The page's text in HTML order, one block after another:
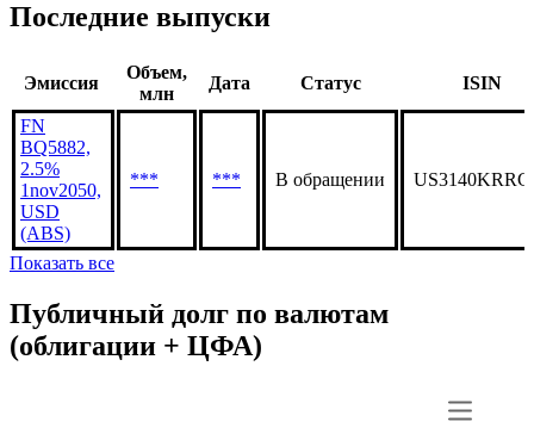
Последние выпуски
Эмиссия
Объем,
млн
Дата Статус ISIN
FN
BQ5882,
2.5%
1nov2050,
USD
(ABS)
*** *** В обращении
Показать все
Публичный долг по валютам
(облигации + ЦФА)